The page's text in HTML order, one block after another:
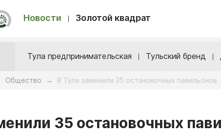
Новости Золотой квадрат
Тула предпринимательская Тульский бренд
Общество → В Туле заменили 35 остановочных павильонов
35 остановочных